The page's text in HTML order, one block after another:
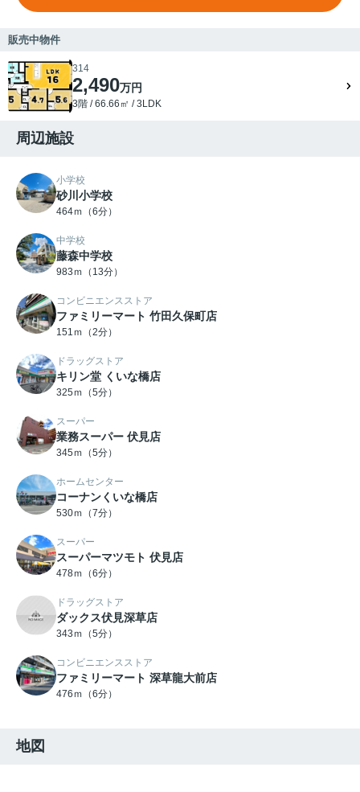
販売中物件
314
2,490万円
3階 / 66.66㎡ / 3LDK
周辺施設
小学校
砂川小学校
464ｍ（6分）
中学校
藤森中学校
983ｍ（13分）
コンビニエンスストア
ファミリーマート 竹田久保町店
151ｍ（2分）
ドラッグストア
キリン堂 くいな橋店
325ｍ（5分）
スーパー
業務スーパー 伏見店
345ｍ（5分）
ホームセンター
コーナンくいな橋店
530ｍ（7分）
スーパー
スーパーマツモト 伏見店
478ｍ（6分）
ドラッグストア
ダックス伏見深草店
343ｍ（5分）
コンビニエンスストア
ファミリーマート 深草龍大前店
476ｍ（6分）
地図